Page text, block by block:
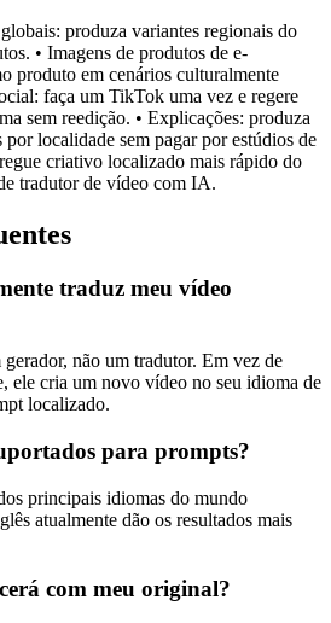
produza variantes regionais do
• Imagens de produtos de e-
produto em cenários culturalmente
faça um TikTok uma vez e regere
sem reedição. • Explicações: produza
localidade sem pagar por estúdios de
criativo localizado mais rápido do
tradutor de vídeo com IA.
traduz meu vídeo
não um tradutor. Em vez de
ele cria um novo vídeo no seu idioma de
localizado.
para prompts?
principais idiomas do mundo
atualmente dão os resultados mais
com meu original?